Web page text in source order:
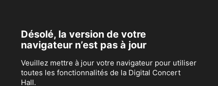
Désolé, la version de votre
navigateur n’est pas à jour
Veuillez mettre à jour votre navigateur pour utiliser
toutes les fonctionnalités de la Digital Concert
Hall.